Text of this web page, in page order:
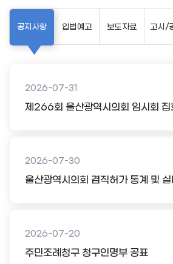
공지사항
2026-07-31
제266회 울산광역시의회 임시회 집
2026-07-30
울산광역시의회 겸직허가 통계 및
2026-07-20
주민조례청구 청구인명부 공표
입법예고 보도자료 고시/